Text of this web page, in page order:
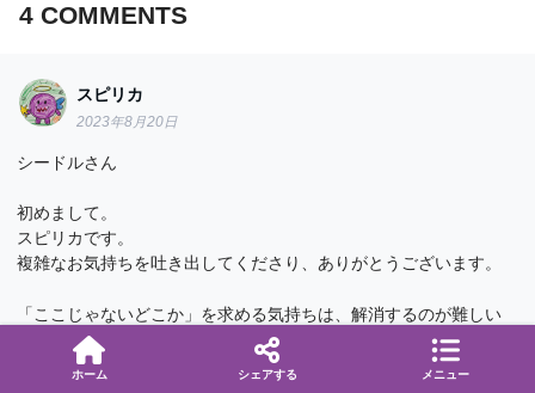
4COMMENTS
スピリカ
2023年8月20日
シードルさん
初めまして。
スピリカです。
複雑なお気持ちを吐き出してくださり、ありがとうございます。
「ここじゃないどこか」を求める気持ちは、解消するのが難しい
ですよね…。
目的地が分かれば方向も分かって足を踏み出せるのですが、行く
ホーム シェアする メニュー